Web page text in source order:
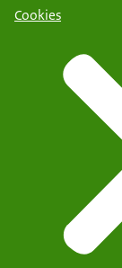
Cookies